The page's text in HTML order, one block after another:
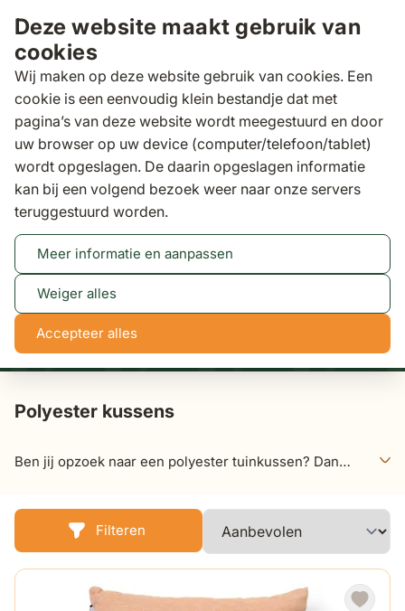
Deze website maakt gebruik van
cookies
Wij maken op deze website gebruik van cookies. Een
cookie is een eenvoudig klein bestandje dat met
pagina’s van deze website wordt meegestuurd en door
uw browser op uw device (computer/telefoon/tablet)
wordt opgeslagen. De daarin opgeslagen informatie
kan bij een volgend bezoek weer naar onze servers
teruggestuurd worden.
Meer informatie en aanpassen
Weiger alles
Accepteer alles
Zoeken
Binnen 3 dagengratis bezorgd
Tuinkussens Polyester kussens
Tot 50% korting
NaN
dagen
NaN NaN NaN
Polyester kussens
Ben jij opzoek naar een polyester tuinkussen? Dan
spijt! Hier vind je een uniek aanbod aan polyester
tuinkussens. Bekijk daarom ons uitgebreide aanbod en
laat je verrassen door de mogelijkheden!
Filteren